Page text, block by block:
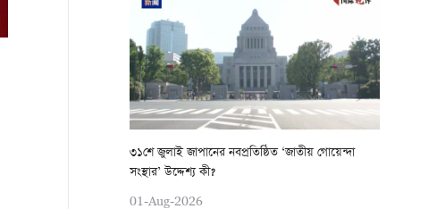
৩১শে জুলাই জাপানের নবপ্রতিষ্ঠিত ‘জাতীয় গোয়েন্দা
সংস্থার’ উদ্দেশ্য কী?
01-Aug-2026